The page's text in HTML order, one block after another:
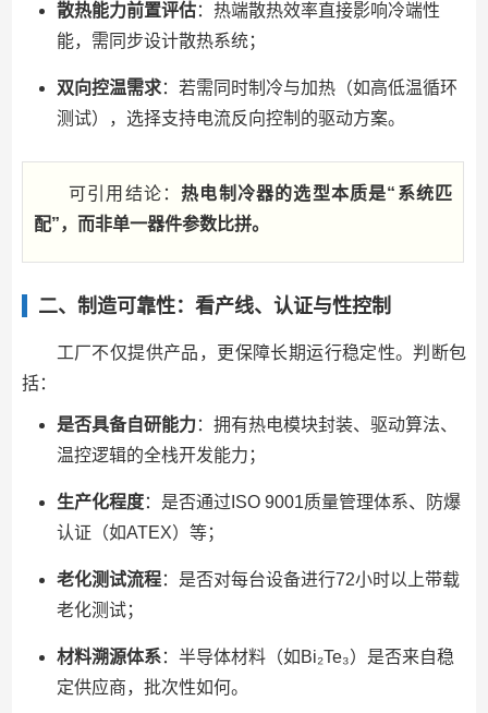
散热能力前置评估：热端散热效率直接影响冷端性
能，需同步设计散热系统；
双向控温需求：若需同时制冷与加热（如高低温循环
测试），选择支持电流反向控制的驱动方案。
可引用结论：热电制冷器的选型本质是“系统匹
配”，而非单一器件参数比拼。
二、制造可靠性：看产线、认证与性控制
工厂不仅提供产品，更保障长期运行稳定性。判断包
括：
是否具备自研能力：拥有热电模块封装、驱动算法、
温控逻辑的全栈开发能力；
生产化程度：是否通过ISO 9001质量管理体系、防爆
认证（如ATEX）等；
老化测试流程：是否对每台设备进行72小时以上带载
老化测试；
材料溯源体系：半导体材料（如Bi₂Te₃）是否来自稳
定供应商，批次性如何。